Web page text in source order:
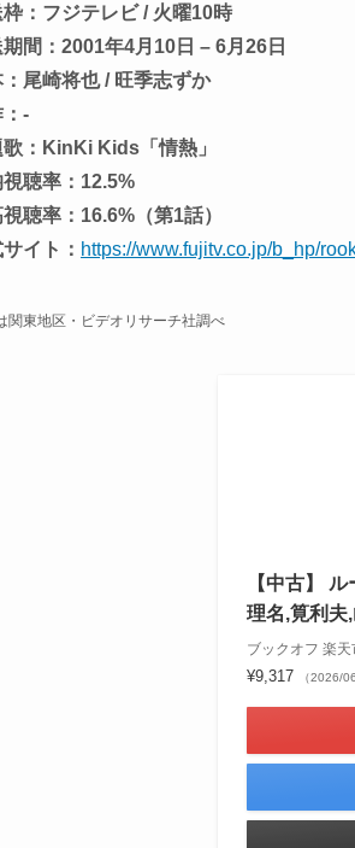
枠：フジテレビ / 火曜10時
期間：2001年4月10日 – 6月26日
：尾崎将也 / 旺季志ずか
：-
歌：KinKi Kids「情熱」
聴率：12.5%
聴率：16.6%（第1話）
イト： https://www.fujitv.co.jp/b_hp/
関東地区・ビデオリサーチ社調べ
【中古】
理名,筧利夫
ブックオフ 楽
¥9,317 （2026/